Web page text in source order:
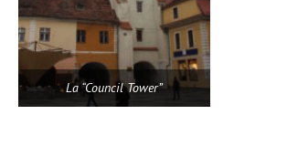
La “Council Tower”